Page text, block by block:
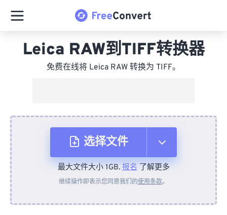
Leica RAW到TIFF转换器
免费在线将 Leica RAW 转换为 TIFF。
选择文件
从设备
最大文件大小 1GB.报名了解更多
继续操作即表示您同意我们的使用条款。